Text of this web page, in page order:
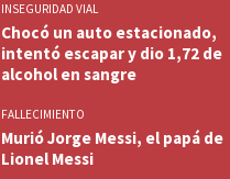
INSEGURIDAD VIAL
Chocó un auto estacionado,
intentó escapar y dio 1,72 de
alcohol en sangre
FALLECIMIENTO
Murió Jorge Messi, el papá de
Lionel Messi